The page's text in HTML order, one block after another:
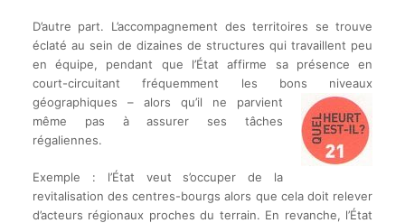
D’autre part. L’accompagnement des territoires se trouve
éclaté au sein de dizaines de structures qui travaillent peu
en équipe, pendant que l’État affirme sa présence en
court-circuitant fréquemment les bons niveaux
géographiques –alors qu’il ne parvient
même pas à assurer ses tâches
régaliennes.
Exemple : l’État veut s’occuper de la
revitalisation des centres-bourgs alors que cela doit relever
d’acteurs régionaux proches du terrain. En revanche, l’État